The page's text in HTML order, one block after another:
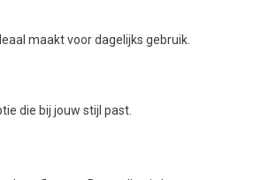
maakt voor dagelijks gebruik.
die bij jouw stijl past.